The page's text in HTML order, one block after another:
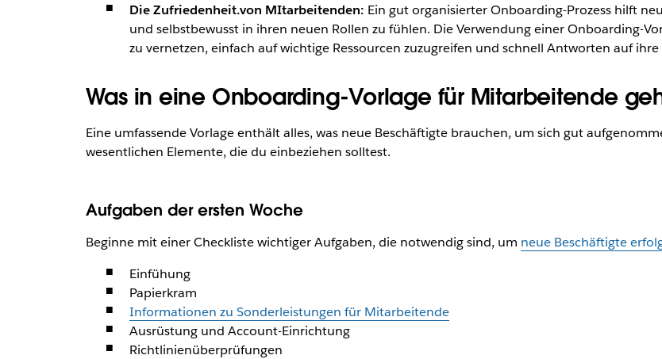
Die Zufriedenheit.von MItarbeitenden: Ein gut organisierter Onboarding-Prozess hilft
und selbstbewusst in ihren neuen Rollen zu fühlen. Die Verwendung einer Onboarding-
zu vernetzen, einfach auf wichtige Ressourcen zuzugreifen und schnell Antworten auf ihre
Was in eine Onboarding-Vorlage für Mitarbeitende
Eine umfassende Vorlage enthält alles, was neue Beschäftigte brauchen, um sich gut
wesentlichen Elemente, die du einbeziehen solltest.
Aufgaben der ersten Woche
Beginne mit einer Checkliste wichtiger Aufgaben, die notwendig sind, um neue Beschäftigte
Einfühung
Papierkram
Informationen zu Sonderleistungen für Mitarbeitende
Ausrüstung und Account-Einrichtung
Richtlinienüberprüfungen